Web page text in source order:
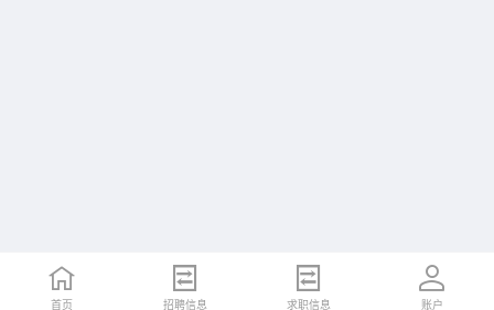
首页 招聘信息 求职信息 账户